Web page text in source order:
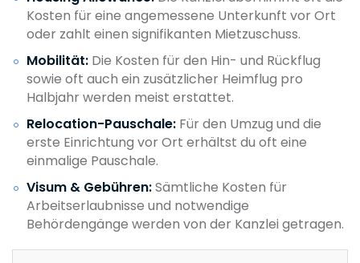
Kosten für eine angemessene Unterkunft vor Ort
oder zahlt einen signifikanten Mietzuschuss.
Mobilität: Die Kosten für den Hin- und Rückflug
sowie oft auch ein zusätzlicher Heimflug pro
Halbjahr werden meist erstattet.
Relocation-Pauschale: Für den Umzug und die
erste Einrichtung vor Ort erhältst du oft eine
einmalige Pauschale.
Visum & Gebühren:Sämtliche Kosten für
Arbeitserlaubnisse und notwendige
Behördengänge werden von der Kanzlei getragen.